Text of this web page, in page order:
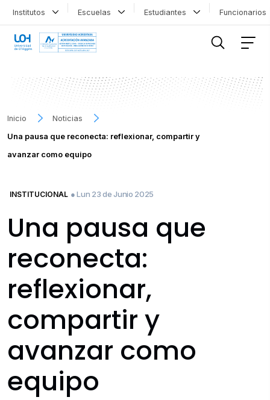
Institutos Escuelas Estudiantes
Inicio
Noticias
Una pausa que reconecta: reflexionar, compartir y
avanzar como equipo
INSTITUCIONAL ● Lun 23 de Junio 2025
Una pausa que
reconecta:
reflexionar,
compartir y
avanzar como
equipo